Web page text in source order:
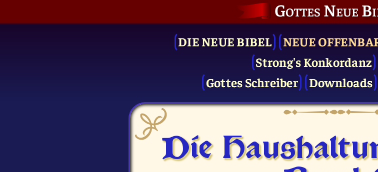
Gottes Neue
DIE NEUE BIBEL NEUE
Strong's Konkordanz
Gottes Schreiber
Downloads
Die